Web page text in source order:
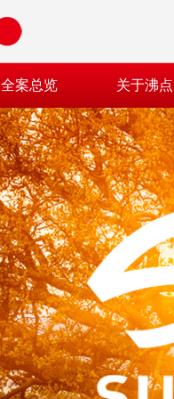
全案总览 关于沸点